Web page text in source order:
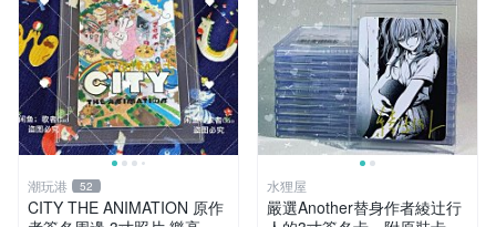
潮玩港 52
CITY THE ANIMATION 原作
水狸屋
嚴選Another替身作者綾辻行